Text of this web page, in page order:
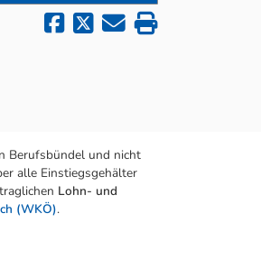
Berufsbündel und nicht
alle Einstiegsgehälter
Lohn- und
(WKÖ).